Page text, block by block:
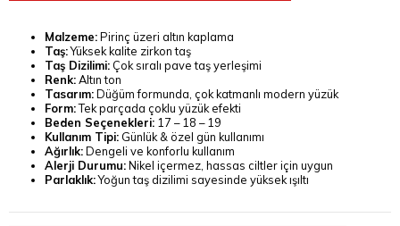
Malzeme:Pirinç üzeri altın kaplama
Taş:Yüksek kalite zirkon taş
Taş Dizilimi: Çok sıralı pave taş yerleşimi
Renk:Altın ton
Tasarım:Düğüm formunda, çok katmanlı modern yüzük
Form:Tek parçada çoklu yüzük efekti
Beden Seçenekleri: 17 – 18 – 19
Kullanım Tipi: Günlük & özel gün kullanımı
Ağırlık:Dengeli ve konforlu kullanım
Alerji Durumu:Nikel içermez, hassas ciltler için uygun
Parlaklık:Yoğun taş dizilimi sayesinde yüksek ışıltı